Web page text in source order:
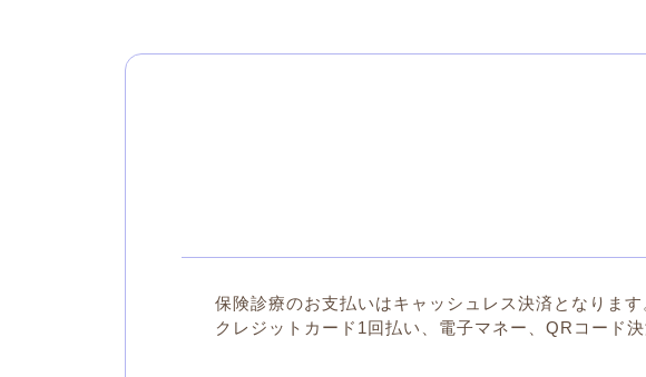
保険診療のお支払いはキャッシュレス決済となります
クレジットカード1回払い、電子マネー、QRコード決